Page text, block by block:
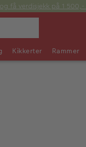
og få verdisjekk på 1
Kikkerter Rammer